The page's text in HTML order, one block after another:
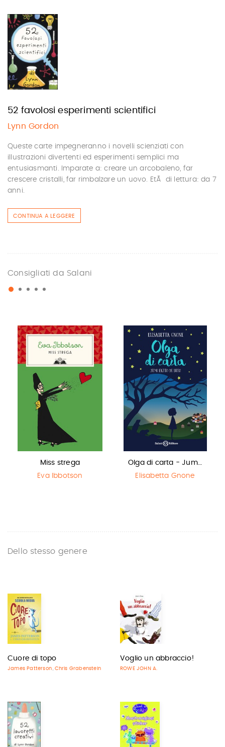
52 favolosi esperimenti scientifici
Lynn Gordon
Queste carte impegneranno i novelli scienziati con
illustrazioni divertenti ed esperimenti semplici ma
entusiasmanti. Imparate a: creare un arcobaleno, far
crescere cristalli, far rimbalzare un uovo. EtÃ di lettura: da 7
anni.
CONTINUA A LEGGERE
Consigliati da Salani
Miss strega
Eva Ibbotson
Olga di carta - Jum…
Elisabetta Gnone
Dello stesso genere
Cuore di topo
James Patterson , Chris Grabenstein
Voglio un abbraccio!
ROWE JOHN A.